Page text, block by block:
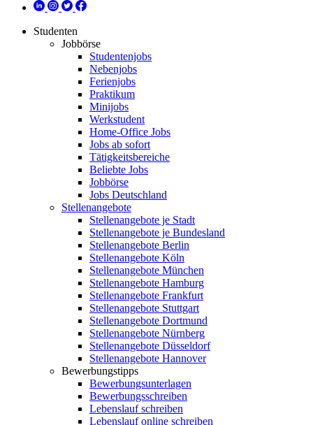
Studenten
Jobbörse
Studentenjobs
Nebenjobs
Ferienjobs
Praktikum
Minijobs
Werkstudent
Home-Office Jobs
Jobs ab sofort
Tätigkeitsbereiche
Beliebte Jobs
Jobbörse
Jobs Deutschland
Stellenangebote
Stellenangebote je Stadt
Stellenangebote je Bundesland
Stellenangebote Berlin
Stellenangebote Köln
Stellenangebote München
Stellenangebote Hamburg
Stellenangebote Frankfurt
Stellenangebote Stuttgart
Stellenangebote Dortmund
Stellenangebote Nürnberg
Stellenangebote Düsseldorf
Stellenangebote Hannover
Bewerbungstipps
Bewerbungsunterlagen
Bewerbungsschreiben
Lebenslauf schreiben
Lebenslauf online schreiben